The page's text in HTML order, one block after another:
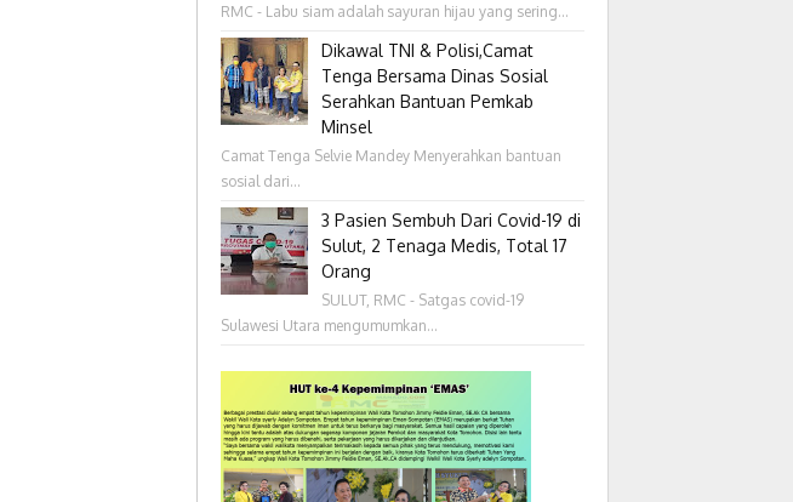
RMC - Labu siam adalah sayuran hijau yang sering...
Dikawal TNI & Polisi,Camat
Tenga Bersama Dinas Sosial
Serahkan Bantuan Pemkab
Minsel
Camat Tenga Selvie Mandey Menyerahkan bantuan
sosial dari...
3 Pasien Sembuh Dari Covid-19 di
Sulut, 2 Tenaga Medis, Total 17
Orang
SULUT, RMC - Satgas covid-19
Sulawesi Utara mengumumkan...